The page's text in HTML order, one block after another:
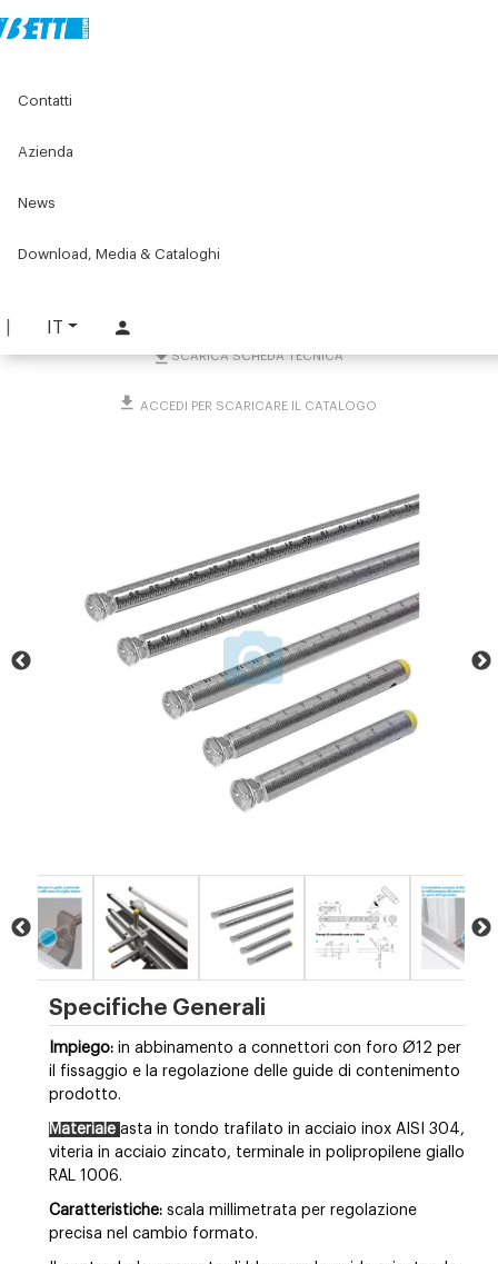
IT
Contatti
Azienda
News
Download, Media & Cataloghi
Tubi, tondi e aste millimetrate
Asta tonda millimetrata Ø
SCARICA SCHEDA TECNICA
ACCEDI PER SCARICARE IL CATALOGO
Specifiche Generali
Impiego: in abbinamento a connettori con foro Ø12 per
il fissaggio e la regolazione delle guide di contenimento
prodotto.
Materiale asta in tondo trafilato in acciaio inox AISI 304,
viteria in acciaio zincato, terminale in polipropilene giallo
RAL 1006.
Caratteristiche: scala millimetrata per regolazione
precisa nel cambio formato.